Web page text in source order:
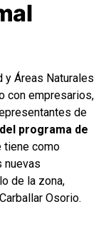
y Áreas Naturales
con empresarios,
de
programa de
tiene como
nuevas
de la zona,
Osorio.